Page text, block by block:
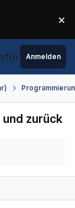
×
Anmelden
und zurück